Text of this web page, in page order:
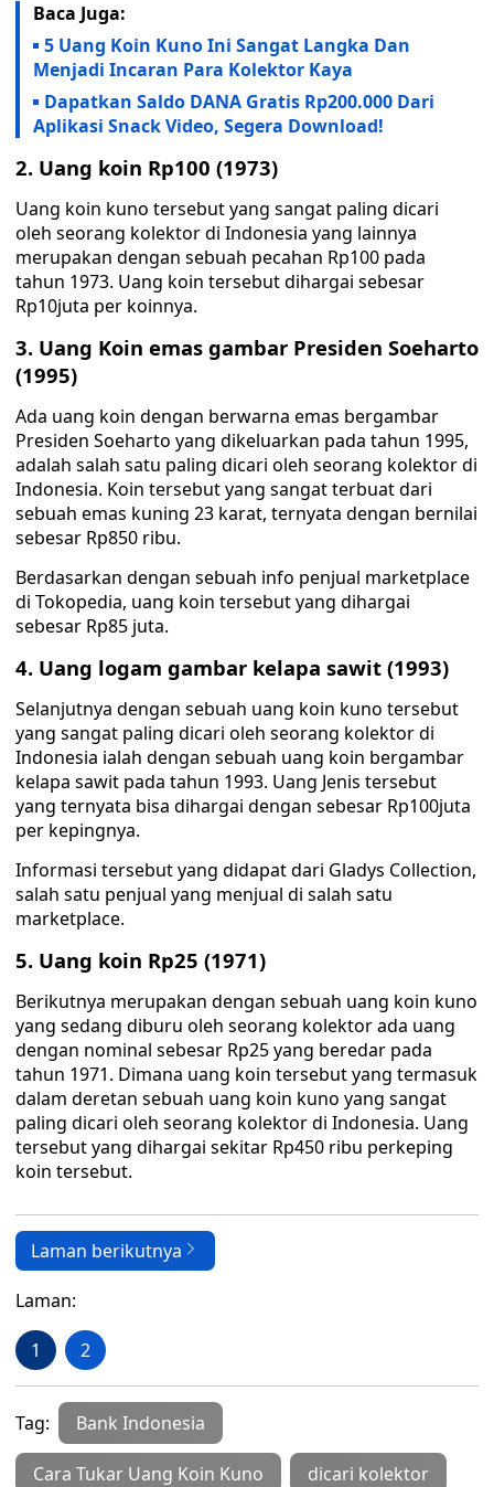
Baca Juga:
5 Uang Koin Kuno Ini Sangat Langka Dan
Menjadi Incaran Para Kolektor Kaya
Dapatkan Saldo DANA Gratis Rp200.000 Dari
Aplikasi Snack Video, Segera Download!
2. Uang koin Rp100 (1973)
Uang koin kuno tersebut yang sangat paling dicari
oleh seorang kolektor di Indonesia yang lainnya
merupakan dengan sebuah pecahan Rp100 pada
tahun 1973. Uang koin tersebut dihargai sebesar
Rp10juta per koinnya.
3. Uang Koin emas gambar Presiden Soeharto
(1995)
Ada uang koin dengan berwarna emas bergambar
Presiden Soeharto yang dikeluarkan pada tahun 1995,
adalah salah satu paling dicari oleh seorang kolektor di
Indonesia. Koin tersebut yang sangat terbuat dari
sebuah emas kuning 23 karat, ternyata dengan bernilai
sebesar Rp850 ribu.
Berdasarkan dengan sebuah info penjual marketplace
di Tokopedia, uang koin tersebut yang dihargai
sebesar Rp85 juta.
4. Uang logam gambar kelapa sawit (1993)
Selanjutnya dengan sebuah uang koin kuno tersebut
yang sangat paling dicari oleh seorang kolektor di
Indonesia ialah dengan sebuah uang koin bergambar
kelapa sawit pada tahun 1993. Uang Jenis tersebut
yang ternyata bisa dihargai dengan sebesar Rp100juta
per kepingnya.
Informasi tersebut yang didapat dari Gladys Collection,
salah satu penjual yang menjual di salah satu
marketplace.
5. Uang koin Rp25 (1971)
Berikutnya merupakan dengan sebuah uang koin kuno
yang sedang diburu oleh seorang kolektor ada uang
dengan nominal sebesar Rp25 yang beredar pada
tahun 1971. Dimana uang koin tersebut yang termasuk
dalam deretan sebuah uang koin kuno yang sangat
paling dicari oleh seorang kolektor di Indonesia. Uang
tersebut yang dihargai sekitar Rp450 ribu perkeping
koin tersebut.
Laman berikutnya
Laman:
1 2
Tag: Bank Indonesia
Cara Tukar Uang Koin Kuno dicari kolektor